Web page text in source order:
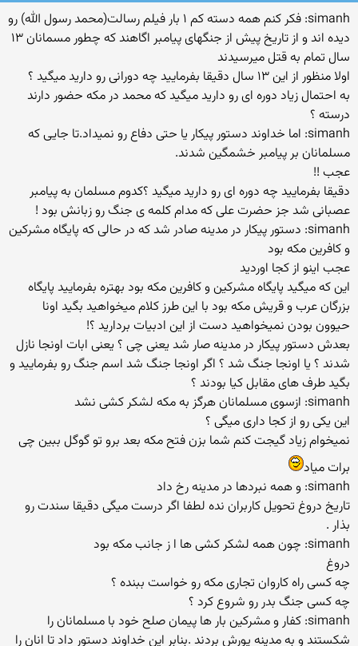
simanh: فکر کنم همه دسته کم ۱ بار فیلم رسالت(محمد رسول الله) رو
دیده اند و از تاریخ پیش از جنگهای پیامبر اگاهند که چطور مسمانان ۱۳
سال تمام به قتل میرسیدند
اولا منظور از این ۱۳ سال دقیقا بفرمایید چه دورانی رو دارید میگید ؟
به احتمال زیاد دوره ای رو دارید میگید که محمد در مکه حضور دارند
درسته ؟
simanh: اما خداوند دستور پیکار یا حتی دفاع رو نمیداد.تا جایی که
مسلمانان بر پیامبر خشمگین شدند.
عجب !!
دقیقا بفرمایید چه دوره ای رو دارید میگید ؟کدوم مسلمان به پیامبر
عصبانی شد جز حضرت علی که مدام کلمه ی جنگ رو زبانش بود !
simanh: دستور پیکار در مدینه صادر شد که در حالی که پایگاه مشرکین
و کافرین مکه بود
عجب اینو از کجا اوردید
این که میگید پایگاه مشرکین و کافرین مکه بود بهتره بفرمایید پایگاه
بزرگان عرب و قریش مکه بود با این طرز کلام میخواهید بگید اونا
حیوون بودن نمیخواهید دست از این ادبیات بردارید ؟!
بعدش دستور پیکار در مدینه صار شد یعنی چی ؟ یعنی ابات اونجا نازل
شدند ؟ یا اونجا جنگ شد ؟ اگر اونجا جنگ شد اسم جنگ رو بفرمایید و
بگید طرف های مقابل کیا بودند ؟
simanh: ازسوی مسلمانان هرگز به مکه لشکر کشی نشد
این یکی رو از کجا داری میگی ؟
نمیخوام زیاد گیجت کنم شما بزن فتح مکه بعد برو تو گوگل ببین چی
برات میاد
simanh: و همه نبردها در مدینه رخ داد
تاریخ دروغ تحویل کاربران نده لطفا اگر درست میگی دقیقا سندت رو
بذار .
simanh: چون همه لشکر کشی ها ا ز جانب مکه بود
دروغ
چه کسی راه کاروان تجاری مکه رو خواست ببنده ؟
چه کسی جنگ بدر رو شروع کرد ؟
simanh: کفار و مشرکین بار ها پیمان صلح خود با مسلمانان را
شکستند و به مدینه یورش بردند .بنابر این خداوند دستور داد تا انان را